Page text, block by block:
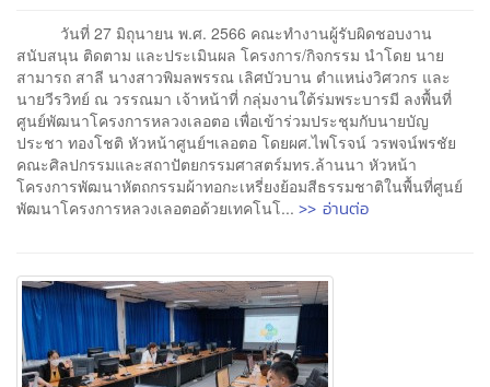
วันที่ 27 มิถุนายน พ.ศ. 2566 คณะทำงานผู้รับผิดชอบงาน
สนับสนุน ติดตาม และประเมินผล โครงการ/กิจกรรม นำโดย นาย
สามารถ สาลี นางสาวพิมลพรรณ เลิศบัวบาน ตำแหน่งวิศวกร และ
นายวีรวิทย์ ณ วรรณมา เจ้าหน้าที่ กลุ่มงานใต้ร่มพระบารมี ลงพื้นที่
ศูนย์พัฒนาโครงการหลวงเลอตอ เพื่อเข้าร่วมประชุมกับนายบัญ
ประชา ทองโชติ หัวหน้าศูนย์ฯเลอตอ โดยผศ.ไพโรจน์ วรพจน์พรชัย
คณะศิลปกรรมและสถาปัตยกรรมศาสตร์มทร.ล้านนา หัวหน้า
โครงการพัฒนาหัตถกรรมผ้าทอกะเหรี่ยงย้อมสีธรรมชาติในพื้นที่ศูนย์
พัฒนาโครงการหลวงเลอตอด้วยเทคโนโ... >> อ่านต่อ